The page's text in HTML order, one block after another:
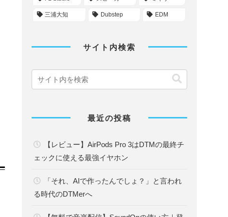
三浦大知 Dubstep EDM
サイト内検索
最近の投稿
【レビュー】AirPods Pro 3はDTMの最終チ
ェックに使える最強イヤホン
「それ、AIで作ったんでしょ？」と言われ
る時代のDTMerへ